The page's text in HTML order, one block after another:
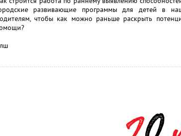
развивающие программы для детей в
чтобы как можно раньше раскрыть